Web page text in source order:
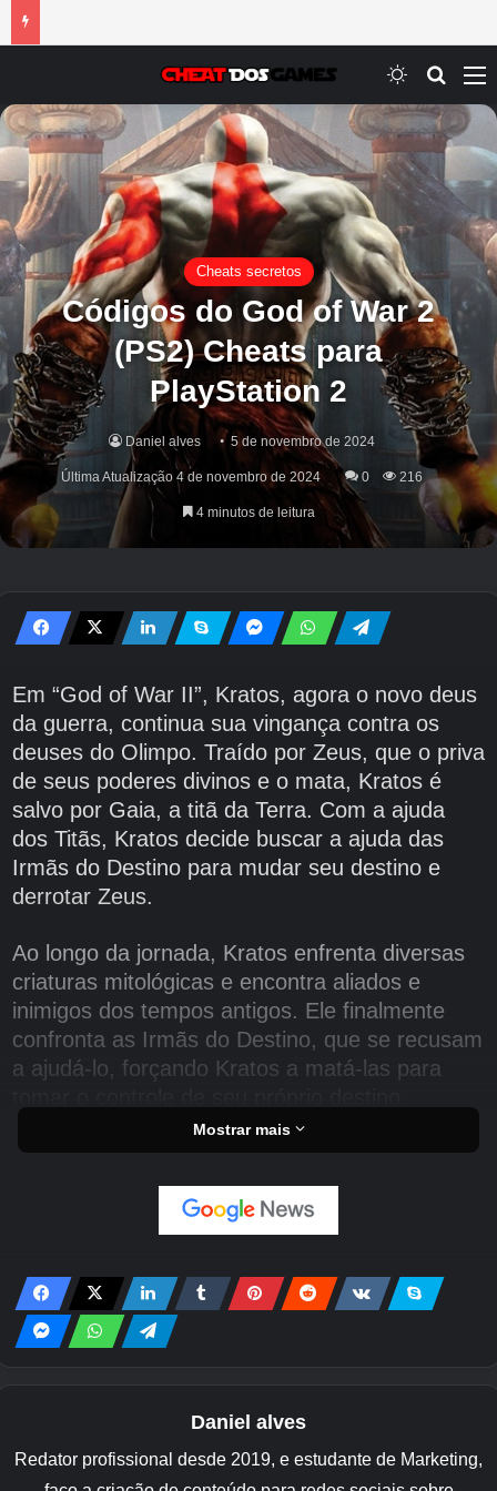
Switch skin
Cheats secretos
Códigos do God of War 2
(PS2) Cheats para
PlayStation 2
Daniel alves 5 de novembro de 2024
Última Atualização 4 de novembro de 2024 0 216
4 minutos de leitura
Em “God of War II”, Kratos, agora o novo deus
da guerra, continua sua vingança contra os
deuses do Olimpo. Traído por Zeus, que o priva
de seus poderes divinos e o mata, Kratos é
salvo por Gaia, a titã da Terra. Com a ajuda
dos Titãs, Kratos decide buscar a ajuda das
Irmãs do Destino para mudar seu destino e
derrotar Zeus.
Ao longo da jornada, Kratos enfrenta diversas
criaturas mitológicas e encontra aliados e
inimigos dos tempos antigos. Ele finalmente
confronta as Irmãs do Destino, que se recusam
a ajudá-lo, forçando Kratos a matá-las para
No clímax, Kratos retorna ao momento de sua
traição e confronta Zeus em uma batalha épica.
Gaia intervém, revelando que os Titãs também
buscam vingança contra os deuses do Olimpo.
escalando o Monte Olimpo, preparando-se para
a guerra total contra os deuses.
além dos códigos do jogo.
Jogo Bônus
Mostrar mais
Daniel alves
Redator profissional desde 2019, e estudante de Marketing,